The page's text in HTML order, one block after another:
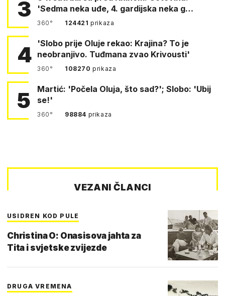
3
'Sedma neka uđe, 4. gardijska neka g…
360° 124421prikaza
4
'Slobo prije Oluje rekao: Krajina? To je
neobranjivo. Tuđmana zvao Krivousti'
360° 108270prikaza
5
Martić: 'Počela Oluja, što sad?'; Slobo: 'Ubij
se!'
360° 98884 prikaza
VEZANI ČLANCI
USIDREN KOD PULE
Christina O: Onasisova jahta za
Tita i svjetske zvijezde
DRUGA VREMENA